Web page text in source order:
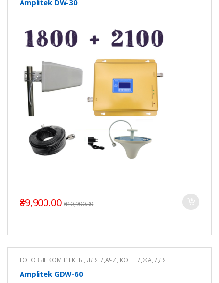
Amplitek DW-30
₴9,900.00 ₴10,900.00
ГОТОВЫЕ КОМПЛЕКТЫ, ДЛЯ ДАЧИ, КОТТЕДЖА, ДЛЯ
ДЛЯ ОФИСА
Amplitek GDW-60